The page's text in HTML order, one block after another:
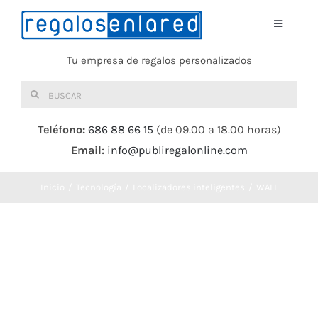
Saltar
Toggle
Tu empresa de regalos personalizados
Buscar:
Teléfono: 686 88 66 15 (de 09.00 a 18.00 horas)
Email: info@publiregalonline.com